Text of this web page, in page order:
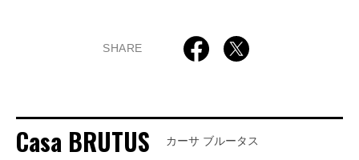
SHARE
Casa BRUTUS カーサ ブルータス